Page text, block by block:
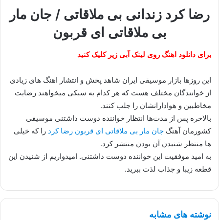
رضا کرد زندانی بی ملاقاتی / جان مار
بی ملاقاتی ای قربون
برای دانلود اهنگ روی لینک آبی زیر کلیک کنید
این روزها بازار موسیقی ایران شاهد پخش و انتشار اهنگ های زیادی
از خوانندگان مختلف هست که هر کدام به سبکی میخواهند رضایت
مخاطبین و هوادارانشان را جلب کنند.
بالاخره پس از مدت‌ها انتظار خواننده دوست داشتنی موسیقی
کشورمان آهنگ جان مار بی ملاقاتی ای قربون رضا کرد را که خیلی
ها منتظر شنیدن آن بودن منتشر کرد.
به امید موفقیت این خواننده دوست داشتنی. امیدواریم از شنیدن این
قطعه زیبا و جذاب لذت ببرید.
نوشته های مشابه